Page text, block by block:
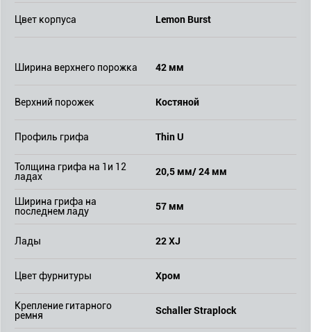
Цвет корпуса Lemon Burst
Ширина верхнего порожка 42 мм
Верхний порожек Костяной
Профиль грифа Thin U
Толщина грифа на 1и 12
ладах
20,5 мм/ 24 мм
Ширина грифа на
последнем ладу
57 мм
Лады 22 XJ
Цвет фурнитуры Хром
Крепление гитарного
ремня
Schaller Straplock